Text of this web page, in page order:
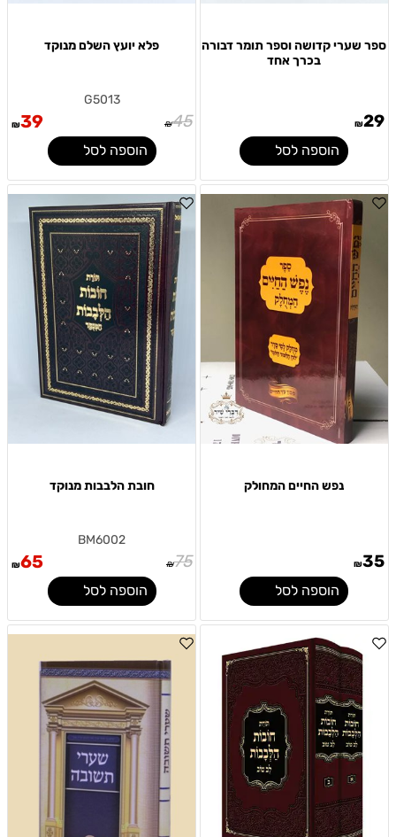
ספר שערי קדושה וספר תומר דבורה
בכרך אחד
₪29
הוספה לסל
פלא יועץ השלם מנוקד
G5013
₪45
₪39
הוספה לסל
נפש החיים המחולק
₪35
הוספה לסל
חובת הלבבות מנוקד
BM6002
₪75
₪65
הוספה לסל